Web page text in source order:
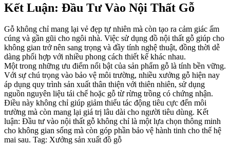
Kết Luận: Đầu Tư Vào Nội Thất Gỗ
Gỗ không chỉ mang lại vẻ đẹp tự nhiên mà còn tạo ra cảm giác ấm
cúng và gần gũi cho ngôi nhà. Việc sử dụng đồ nội thất gỗ giúp cho
không gian trở nên sang trọng và đầy tính nghệ thuật, đồng thời dễ
dàng phối hợp với nhiều phong cách thiết kế khác nhau.
Một trong những ưu điểm nổi bật của sản phẩm gỗ là tính bền vững.
Với sự chú trọng vào bảo vệ môi trường, nhiều xưởng gỗ hiện nay
áp dụng quy trình sản xuất thân thiện với thiên nhiên, sử dụng
nguồn nguyên liệu tái chế hoặc gỗ từ rừng trồng có chứng nhận.
Điều này không chỉ giúp giảm thiểu tác động tiêu cực đến môi
trường mà còn mang lại giá trị lâu dài cho người tiêu dùng. Kết
luận: Đầu tư vào nội thất gỗ không chỉ là một lựa chọn thông minh
cho không gian sống mà còn góp phần bảo vệ hành tinh cho thế hệ
mai sau. Tag: Xưởng sản xuất đồ gỗ